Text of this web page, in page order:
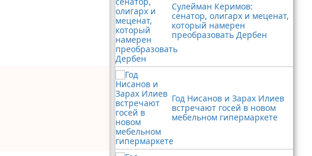
Сулейман Керимов:
сенатор, олигарх и меценат,
который намерен
преобразовать Дербен
Год Нисанов и Зарах Илиев
встречают госей в новом
мебельном гипермаркете